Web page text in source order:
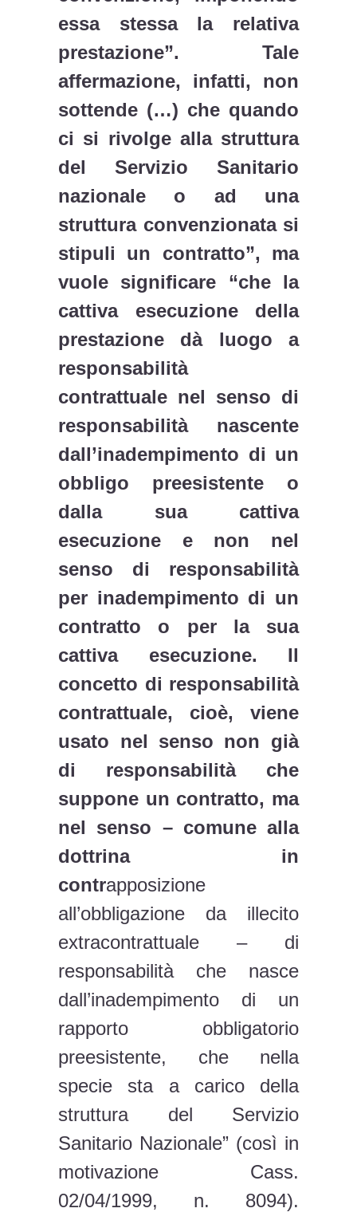
essa stessa la relativa
prestazione”. Tale
affermazione, infatti, non
sottende (…) che quando
ci si rivolge alla struttura
del Servizio Sanitario
nazionale o ad una
struttura convenzionata si
stipuli un contratto”, ma
vuole significare “che la
cattiva esecuzione della
prestazione dà luogo a
responsabilità
contrattuale nel senso di
responsabilità nascente
dall’inadempimento di un
obbligo preesistente o
dalla sua cattiva
esecuzione e non nel
senso di responsabilità
per inadempimento di un
contratto o per la sua
cattiva esecuzione. Il
concetto di responsabilità
contrattuale, cioè, viene
usato nel senso non già
di responsabilità che
suppone un contratto, ma
nel senso – comune alla
dottrina in
contrapposizione
all’obbligazione da illecito
extracontrattuale – di
responsabilità che nasce
dall’inadempimento di un
rapporto obbligatorio
preesistente, che nella
specie sta a carico della
struttura del Servizio
Sanitario Nazionale” (così in
motivazione Cass.
02/04/1999, n. 8094).